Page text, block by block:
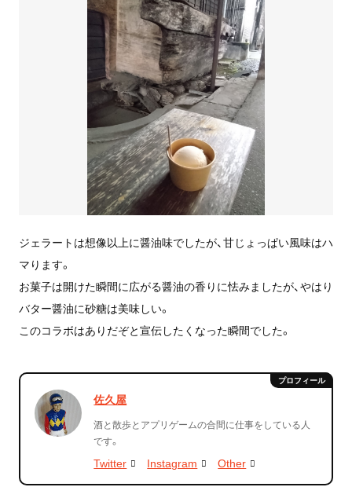
ジェラートは想像以上に醤油味でしたが、甘じょっぱい風味はハ
マります。
お菓子は開けた瞬間に広がる醤油の香りに怯みましたが、やはり
バター醤油に砂糖は美味しい。
このコラボはありだぞと宣伝したくなった瞬間でした。
佐久屋
酒と散歩とアプリゲームの合間に仕事をしている人
です。
Twitter Instagram Other